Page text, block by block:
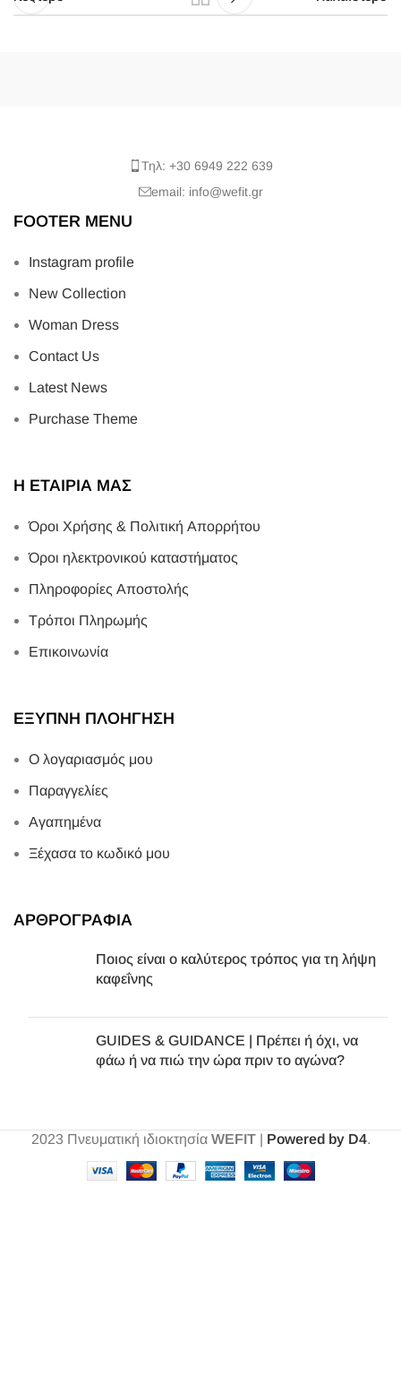
Τηλ: +30 6949 222 639
email: info@wefit.gr
FOOTER MENU
Instagram profile
New Collection
Woman Dress
Contact Us
Latest News
Purchase Theme
Η ΕΤΑΙΡΙΑ ΜΑΣ
Όροι Χρήσης & Πολιτική Απορρήτου
Όροι ηλεκτρονικού καταστήματος
Πληροφορίες Αποστολής
Τρόποι Πληρωμής
Επικοινωνία
ΕΞΥΠΝΗ ΠΛΟΗΓΗΣΗ
Ο λογαριασμός μου
Παραγγελίες
Αγαπημένα
Ξέχασα το κωδικό μου
ΑΡΘΡΟΓΡΑΦΙΑ
Ποιος είναι ο καλύτερος τρόπος για τη λήψη
καφεΐνης
GUIDES & GUIDANCE | Πρέπει ή όχι, να
φάω ή να πιώ την ώρα πριν το αγώνα?
2023 Πνευματική ιδιοκτησία WEFIT| Powered by D4.